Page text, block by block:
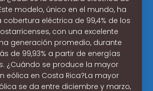
modelo, único en el mundo, ha
eléctrica de 99,4% de los
con una excelente
generación promedio, durante
de 99,93% a partir de energías
¿Cuándo se produce la mayor
eólica en Costa Rica?La mayor
se da entre diciembre y marzo,